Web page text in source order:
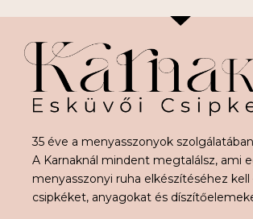
35 éve a menyasszonyok
A Karnaknál mindent megtalálsz, ami
menyasszonyi ruha elkészítéséhez
csipkéket, anyagokat és